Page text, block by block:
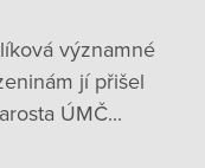
významné
jí přišel
ÚMČ...